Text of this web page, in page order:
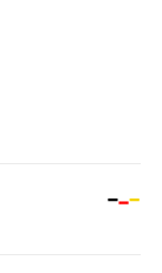
00:00-24:00